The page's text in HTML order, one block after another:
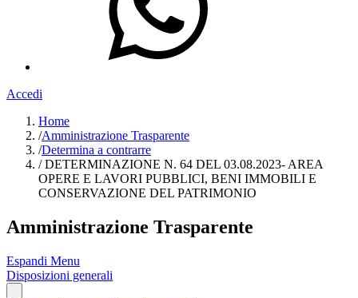
Accedi
Home
/Amministrazione Trasparente
/Determina a contrarre
/DETERMINAZIONE N. 64 DEL 03.08.2023- AREA
OPERE E LAVORI PUBBLICI, BENI IMMOBILI E
CONSERVAZIONE DEL PATRIMONIO
Amministrazione Trasparente
Espandi Menu
Disposizioni generali